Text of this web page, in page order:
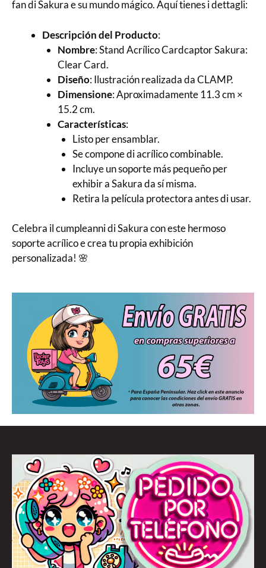
fan di Sakura e su mundo mágico. Aquí tienes i dettagli:
Descripción del Producto:
Nombre: Stand Acrílico Cardcaptor Sakura:
Clear Card.
Diseño: Ilustración realizada da CLAMP.
Dimensione: Aproximadamente 11.3 cm ×
15.2 cm.
Características:
Listo per ensamblar.
Se compone di acrílico combinable.
Incluye un soporte más pequeño per
exhibir a Sakura da sí misma.
Retira la película protectora antes di usar.
Celebra il cumpleanni di Sakura con este hermoso
soporte acrílico e crea tu propia exhibición
personalizada! 🌸